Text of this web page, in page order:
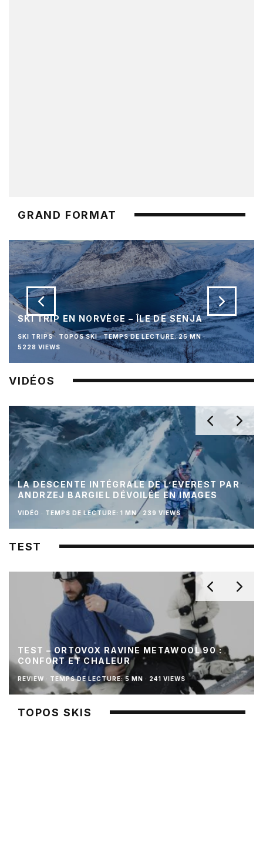
GRAND FORMAT
SKI TRIP EN NORVÈGE – ÎLE DE SENJA
SKI TRIPS TOPOS SKI · TEMPS DE LECTURE: 25 MN ·
5228 VIEWS
VIDÉOS
LA DESCENTE INTÉGRALE DE L’EVEREST PAR
ANDRZEJ BARGIEL DÉVOILÉE EN IMAGES
VIDÉO · TEMPS DE LECTURE: 1 MN · 239 VIEWS
TEST
TEST – ORTOVOX RAVINE METAWOOL 90 :
CONFORT ET CHALEUR
REVIEW · TEMPS DE LECTURE: 5 MN · 241 VIEWS
TOPOS SKIS